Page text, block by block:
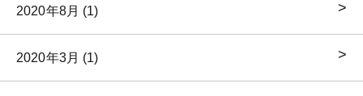
2020年8月 (1)
2020年3月 (1)